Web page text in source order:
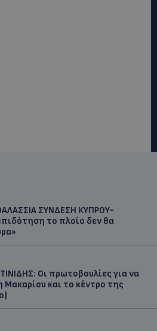
ΣΥΝΔΕΣΗ ΚΥΠΡΟΥ-
το πλοίο δεν θα
Οι πρωτοβουλίες για να
και το κέντρο της